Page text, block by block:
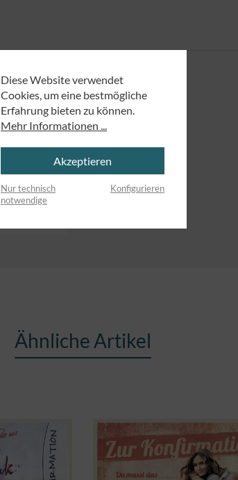
Ähnliche Artikel
Diese Website verwendet
Cookies, um eine bestmögliche
Erfahrung bieten zu können.
Mehr Informationen ...
Akzeptieren
Nur technisch
notwendige
Konfigurieren